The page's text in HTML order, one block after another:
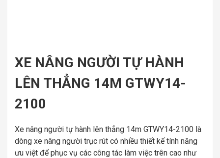
XE NÂNG NGƯỜI TỰ HÀNH
LÊN THẲNG 14M GTWY14-
2100
Xe nâng người tự hành lên thẳng 14m GTWY14-2100 là
dòng xe nâng người trục rút có nhiều thiết kế tính năng
ưu việt để phục vụ các công tác làm việc trên cao như